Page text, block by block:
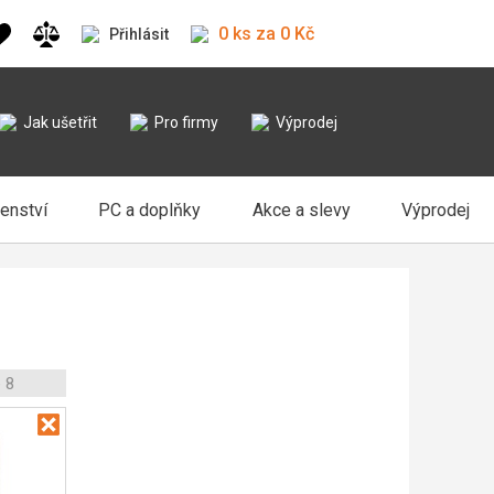
Přihlásit 0 ks za 0 Kč
Jak ušetřit Pro firmy Výprodej
PC a doplňky Akce a slevy Výprodej
8